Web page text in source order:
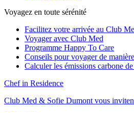
Voyagez en toute sérénité
Facilitez votre arrivée au Club
Voyager avec Club Med
Programme Happy To Care
Conseils pour voyager de
Calculer les émissions carbone
Chef in Residence
Club Med & Sofie Dumont vous